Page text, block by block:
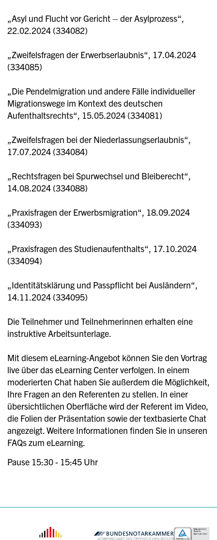
„Asyl und Flucht vor Gericht – der Asylprozess“,
22.02.2024 (334082)
„Zweifelsfragen der Erwerbserlaubnis“, 17.04.2024
(334085)
„Die Pendelmigration und andere Fälle individueller
Migrationswege im Kontext des deutschen
Aufenthaltsrechts“, 15.05.2024 (334081)
„Zweifelsfragen bei der Niederlassungserlaubnis“,
17.07.2024 (334084)
„Rechtsfragen bei Spurwechsel und Bleiberecht“,
14.08.2024 (334088)
„Praxisfragen der Erwerbsmigration“, 18.09.2024
(334093)
„Praxisfragen des Studienaufenthalts“, 17.10.2024
(334094)
„Identitätsklärung und Passpflicht bei Ausländern“,
14.11.2024 (334095)
Die Teilnehmer und Teilnehmerinnen erhalten eine
instruktive Arbeitsunterlage.
Mit diesem eLearning-Angebot können Sie den Vortrag
live über das eLearning Center verfolgen. In einem
moderierten Chat haben Sie außerdem die Möglichkeit,
Ihre Fragen an den Referenten zu stellen. In einer
übersichtlichen Oberfläche wird der Referent im Video,
die Folien der Präsentation sowie der textbasierte Chat
angezeigt. Weitere Informationen finden Sie in unseren
FAQs zum eLearning.
Pause 15:30 - 15:45 Uhr